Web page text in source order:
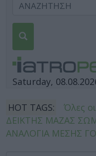
Saturday,
HOT TAGS:
Όλες
ΔΕΙΚΤΗΣ ΜΑΖΑΣ
ΑΝΑΛΟΓΙΑ ΜΕΣΗΣ